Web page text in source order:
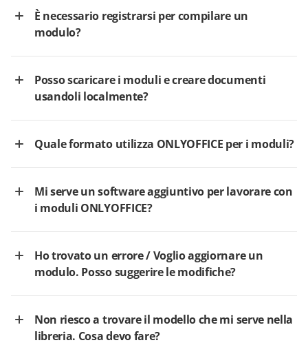
È necessario registrarsi per compilare un
modulo?
Posso scaricare i moduli e creare documenti
usandoli localmente?
Quale formato utilizza ONLYOFFICE per i moduli?
Mi serve un software aggiuntivo per lavorare con
i moduli ONLYOFFICE?
Ho trovato un errore / Voglio aggiornare un
modulo. Posso suggerire le modifiche?
Non riesco a trovare il modello che mi serve nella
libreria. Cosa devo fare?